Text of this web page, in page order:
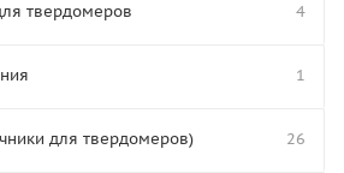
твердомеров 4
1
для твердомеров) 26